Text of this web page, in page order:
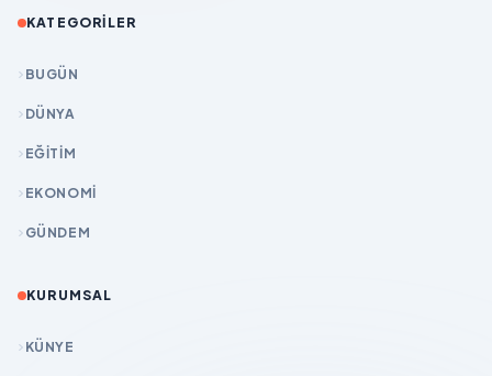
KATEGORILER
BUGÜN
DÜNYA
EĞİTİM
EKONOMİ
GÜNDEM
KURUMSAL
KÜNYE